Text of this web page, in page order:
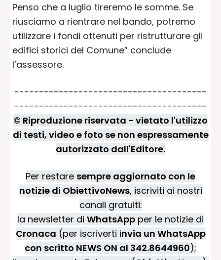
Penso che a luglio tireremo le somme. Se
riusciamo a rientrare nel bando, potremo
utilizzare i fondi ottenuti per ristrutturare gli
edifici storici del Comune” conclude
l’assessore.
---------------------------------------
---------------------------------------
© Riproduzione riservata - vietato l'utilizzo
di testi, video e foto se non espressamente
autorizzato dall'Editore.
Per restare sempre aggiornato con le
notizie di ObiettivoNews, iscriviti ai nostri
canali gratuiti:
la newsletter di WhatsApp per le notizie di
Cronaca (per iscriverti invia un WhatsApp
con scritto NEWS ON al 342.8644960);